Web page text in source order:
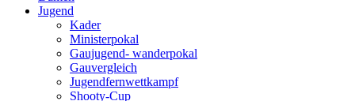
Jugend
Kader
Ministerpokal
Gaujugend- wanderpokal
Gauvergleich
Jugendfernwettkampf
Shooty-Cup